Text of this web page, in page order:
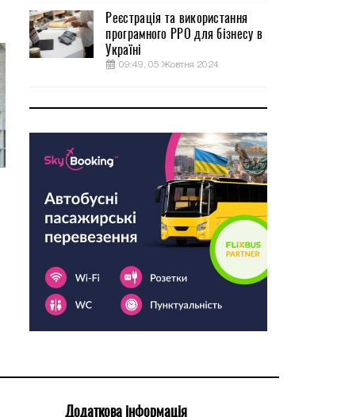
Реєстрація та використання
програмного РРО для бізнесу в
Україні
09:49, 05 Жовтня 2024
Додаткова інформація